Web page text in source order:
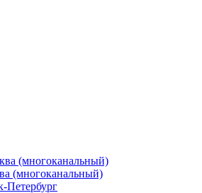
(многоканальный)
(многоканальный)
Петербург